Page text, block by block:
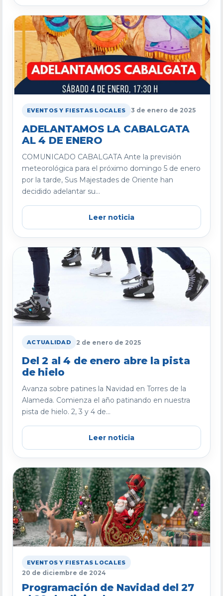
EVENTOS Y FIESTAS LOCALES 3 de enero de 2025
ADELANTAMOS LA CABALGATA
AL 4 DE ENERO
COMUNICADO CABALGATA Ante la previsión
meteorológica para el próximo domingo 5 de enero
por la tarde, Sus Majestades de Oriente han
decidido adelantar su...
Leer noticia
ACTUALIDAD 2 de enero de 2025
Del 2 al 4 de enero abre la pista
de hielo
Avanza sobre patines la Navidad en Torres de la
Alameda. Comienza el año patinando en nuestra
pista de hielo. 2, 3 y 4 de...
Leer noticia
EVENTOS Y FIESTAS LOCALES
20 de diciembre de 2024
Programación de Navidad del 27